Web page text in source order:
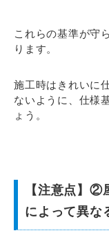
これらの基準が守
ります。
施工時はきれいに
ないように、仕様
ょう。
【注意点】②
によって異な